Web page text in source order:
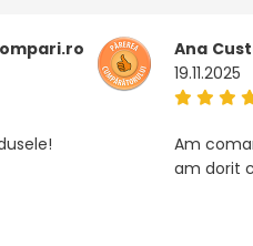
Ana
19.11.2025
Am
am dorit c